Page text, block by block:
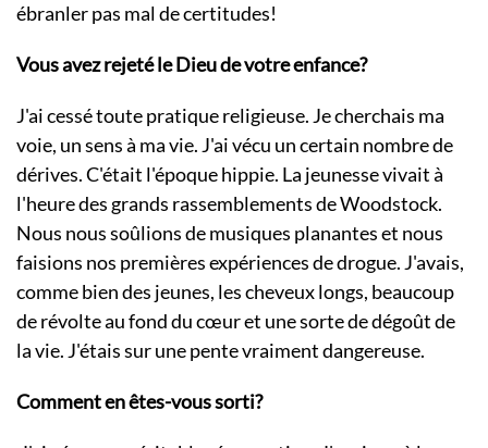
ébranler pas mal de certitudes!
Vous avez rejeté le Dieu de votre enfance?
J'ai cessé toute pratique religieuse. Je cherchais ma
voie, un sens à ma vie. J'ai vécu un certain nombre de
dérives. C'était l'époque hippie. La jeunesse vivait à
l'heure des grands rassemblements de Woodstock.
Nous nous soûlions de musiques planantes et nous
faisions nos premières expériences de drogue. J'avais,
comme bien des jeunes, les cheveux longs, beaucoup
de révolte au fond du cœur et une sorte de dégoût de
la vie. J'étais sur une pente vraiment dangereuse.
Comment en êtes-vous sorti?